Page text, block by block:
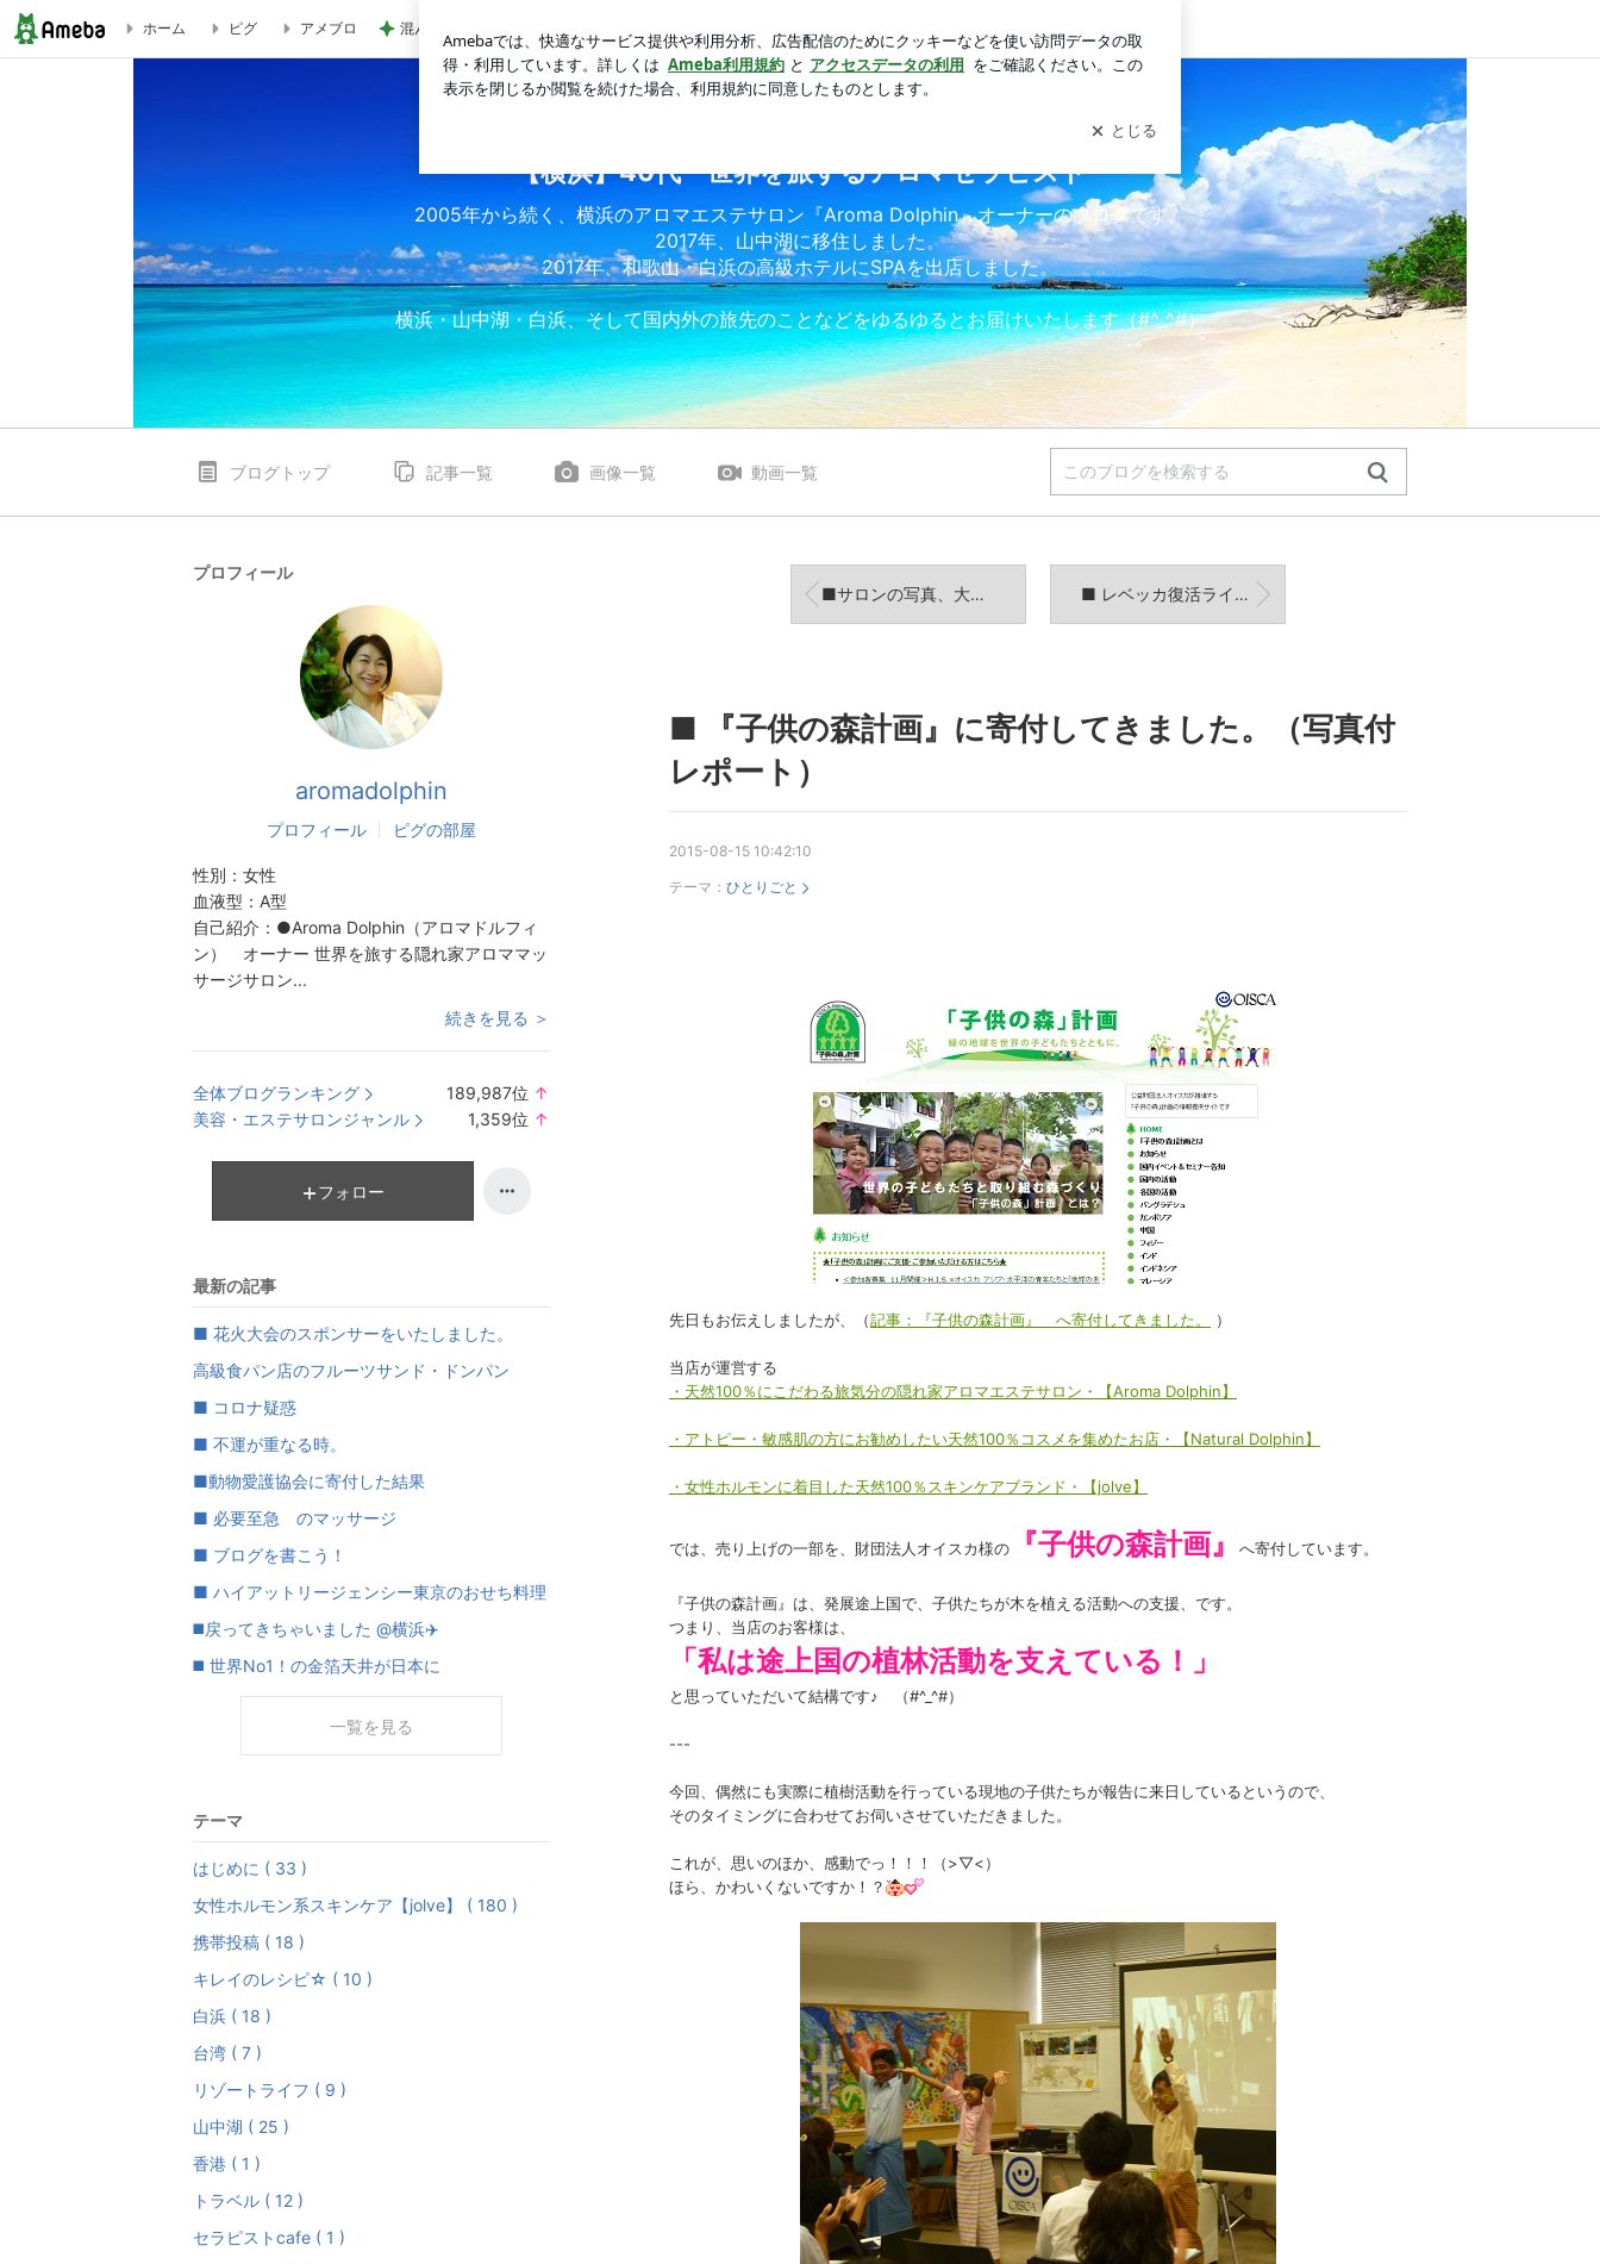
■ 『子供の森計画』に寄付してきました。（写真付レポート） | 【横浜】40代・世界を旅するアロマセラピスト
ホーム ピグ アメブロ 混んでいる病院でまだ暫く待機 ログイン
【横浜】40代・世界を旅するアロマセラピスト
2005年から続く、横浜のアロマエステサロン『Aroma Dolphin』オーナーのブログです。
2017年、山中湖に移住しました。
2017年、和歌山・白浜の高級ホテルにSPAを出店しました。
横浜・山中湖・白浜、そして国内外の旅先のことなどをゆるゆるとお届けいたします（#^_^#）
ブログトップ 記事一覧 画像一覧 動画一覧
■サロンの写真、大量UPいたしました。 ■ レベッカ復活ライブ in 横浜アリーナ♪
■ 『子供の森計画』に寄付してきました。（写真付
レポート）
2015-08-15 10:42:10
テーマ： ひとりごと
先日もお伝えしましたが、（記事：『子供の森計画』 へ寄付してきました。 ）
当店が運営する
・天然100％にこだわる旅気分の隠れ家アロマエステサロン・【Aroma Dolphin】
・アトピー・敏感肌の方にお勧めしたい天然100％コスメを集めたお店・【Natural Dolphin】
・女性ホルモンに着目した天然100％スキンケアブランド・【jolve】
では、売り上げの一部を、財団法人オイスカ様の 『子供の森計画』 へ寄付しています。
『子供の森計画』は、発展途上国で、子供たちが木を植える活動への支援、です。
つまり、当店のお客様は、
「私は途上国の植林活動を支えている！」
と思っていただいて結構です♪ （#^_^#）
---
今回、偶然にも実際に植樹活動を行っている現地の子供たちが報告に来日しているというので、
そのタイミングに合わせてお伺いさせていただきました。
これが、思いのほか、感動でっ！！！（>▽<）
ほら、かわいくないですか！？
プロフィール
aromadolphin
プロフィール ピグの部屋
性別： 女性
血液型： A型
自己紹介： ●Aroma Dolphin（アロマドルフィ
ン） オーナー 世界を旅する隠れ家アロママッ
サージサロン...
続きを見る ＞
全体ブログランキング 189,987位 ↑
美容・エステサロンジャンル 1,359位 ↑
フォロー
最新の記事
■ 花火大会のスポンサーをいたしました。
高級食パン店のフルーツサンド・ドンパン
■ コロナ疑惑
■ 不運が重なる時。
■動物愛護協会に寄付した結果
■ 必要至急 のマッサージ
■ ブログを書こう！
■ ハイアットリージェンシー東京のおせち料理
◼️戻ってきちゃいました @横浜✈️
◼️ 世界No1！の金箔天井が日本に
一覧を見る
テーマ
はじめに ( 33 )
女性ホルモン系スキンケア【jolve】 ( 180 )
携帯投稿 ( 18 )
キレイのレシピ☆ ( 10 )
白浜 ( 18 )
台湾 ( 7 )
リゾートライフ ( 9 )
山中湖 ( 25 )
香港 ( 1 )
トラベル ( 12 )
セラピストcafe ( 1 )